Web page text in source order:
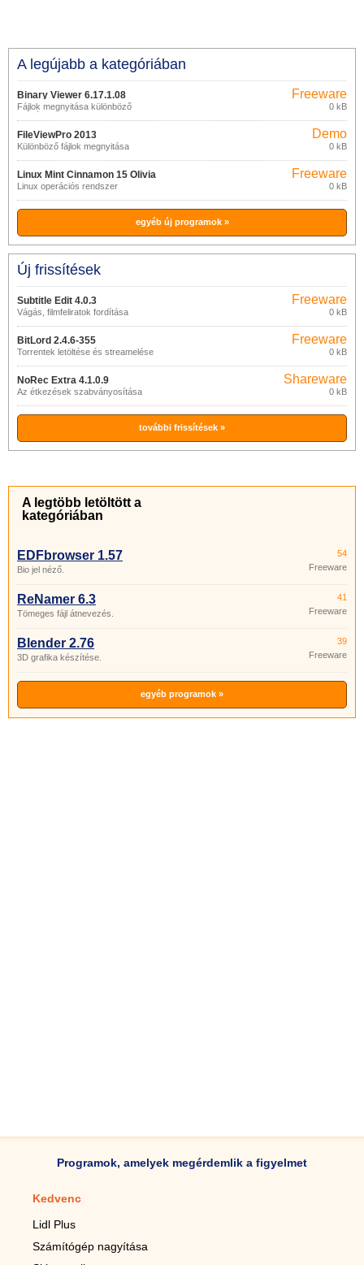
A legújabb a kategóriában
Binary Viewer 6.17.1.08
Fájlok megnyitása különböző
formátumokban
Freeware
0 kB
FileViewPro 2013
Különböző fájlok megnyitása
Demo
0 kB
Linux Mint Cinnamon 15 Olivia
Linux operációs rendszer
Freeware
0 kB
egyéb új programok »
Új frissítések
Subtitle Edit 4.0.3
Vágás, filmfeliratok fordítása
Freeware
0 kB
BitLord 2.4.6-355
Torrentek letöltése és streamelése
Freeware
0 kB
NoRec Extra 4.1.0.9
Az étkezések szabványosítása
Shareware
0 kB
további frissítések »
A legtöbb letöltött a
kategóriában
EDFbrowser 1.57
Bio jel néző.
54
Freeware
ReNamer 6.3
Tömeges fájl átnevezés.
41
Freeware
Blender 2.76
3D grafika készítése.
39
Freeware
egyéb programok »
Programok, amelyek megérdemlik a figyelmet
Kedvenc
Lidl Plus
Számítógép nagyítása